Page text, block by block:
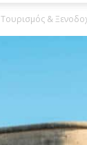
Τουρισμός &